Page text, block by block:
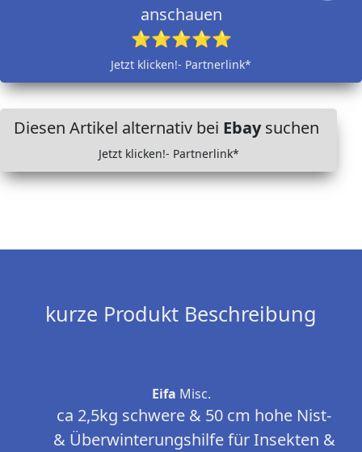
anschauen
⭐⭐⭐⭐⭐
Jetzt klicken!- Partnerlink*
Diesen Artikel alternativ bei Ebaysuchen
Jetzt klicken!- Partnerlink*
kurze Produkt Beschreibung
Eifa Misc.
ca 2,5kg schwere & 50 cm hohe Nist-
& Überwinterungshilfe für Insekten &